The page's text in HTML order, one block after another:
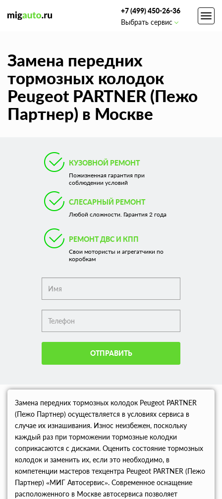
+7 (499) 450-26-36
Выбрать сервис
Замена передних
тормозных колодок
Peugeot PARTNER (Пежо
Партнер) в Москве
КУЗОВНОЙ РЕМОНТ
Пожизненная гарантия при
соблюдении условий
СЛЕСАРНЫЙ РЕМОНТ
Любой сложности. Гарантия 2 года
РЕМОНТ ДВС И КПП
Свои мотористы и агрегатчики по
коробкам
ОТПРАВИТЬ
Замена передних тормозных колодок Peugeot PARTNER
(Пежо Партнер) осуществляется в условиях сервиса в
случае их изнашивания. Износ неизбежен, поскольку
каждый раз при торможении тормозные колодки
соприкасаются с дисками. Оценить состояние тормозных
колодок и заменить их, если это необходимо, в
компетенции мастеров техцентра Peugeot PARTNER (Пежо
Партнер) «МИГ Автосервис». Современное оснащение
расположенного в Москве автосервиса позволяет